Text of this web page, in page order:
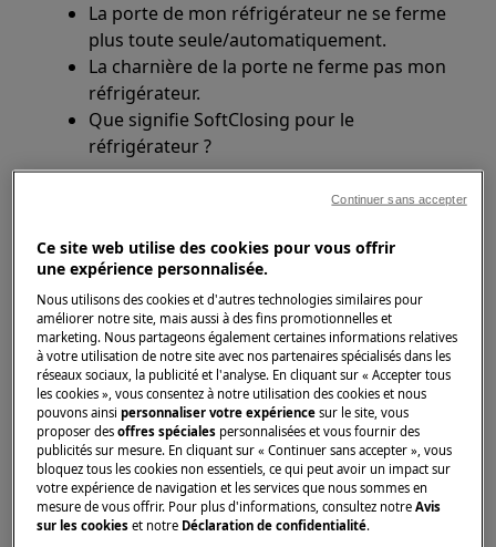
La porte de mon réfrigérateur ne se ferme
plus toute seule/automatiquement.
La charnière de la porte ne ferme pas mon
réfrigérateur.
Que signifie SoftClosing pour le
réfrigérateur ?
Réfrigérateur encastrable avec
technologie de porte fixe (porte sur porte)
Solution
Avec la technologie de porte SoftClosing, la
porte est fermée en douceur à partir d'un angle
d'ouverture d'environ 20 degrés au moyen d'un
amortisseur de porte intégré. La porte se ferme
plus facilement.
Si le nom du modèle de votre réfrigérateur se
termine par la lettre «C» (par exemple
Ce site web utilise des cookies pour vous offrir
une expérience personnalisée.
Nous utilisons des cookies et d'autres technologies similaires pour
améliorer notre site, mais aussi à des fins promotionnelles et
marketing. Nous partageons également certaines informations relatives
à votre utilisation de notre site avec nos partenaires spécialisés dans les
réseaux sociaux, la publicité et l'analyse. En cliquant sur « Accepter tous
les cookies », vous consentez à notre utilisation des cookies et nous
pouvons ainsipersonnaliser votre expériencesur le site, vous
proposer desoffres spéciales personnalisées et vous fournir des
publicités sur mesure. En cliquant sur « Continuer sans accepter », vous
bloquez tous les cookies non essentiels, ce qui peut avoir un impact sur
votre expérience de navigation et les services que nous sommes en
mesure de vous offrir. Pour plus d'informations, consultez notreAvis
sur les cookies et notre Déclaration de confidentialité.
Continuer sans accepter